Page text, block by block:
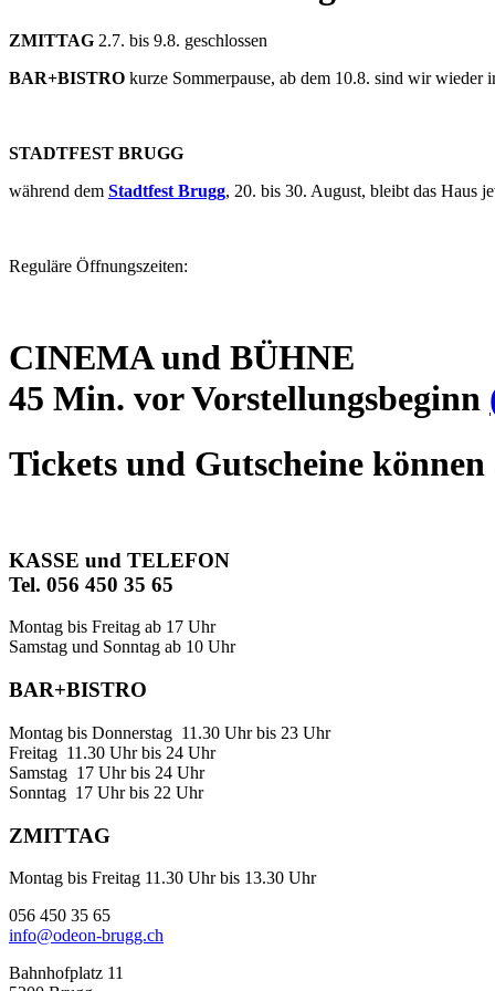
ZMITTAG 2.7. bis 9.8. geschlossen
BAR+BISTRO kurze Sommerpause, ab dem 10.8. sind wir wieder
STADTFEST BRUGG
während dem Stadtfest Brugg, 20. bis 30. August, bleibt das Haus
Reguläre Öffnungszeiten:
CINEMA und BÜHNE
45 Min. vor Vorstellungsbeginn
Tickets und Gutscheine
KASSE und TELEFON
Tel. 056 450 35 65
Montag bis Freitag ab 17 Uhr
Samstag und Sonntag ab 10 Uhr
BAR+BISTRO
Montag bis Donnerstag 11.30 Uhr bis 23 Uhr
Freitag 11.30 Uhr bis 24 Uhr
Samstag 17 Uhr bis 24 Uhr
Sonntag 17 Uhr bis 22 Uhr
ZMITTAG
Montag bis Freitag 11.30 Uhr bis 13.30 Uhr
056 450 35 65
info@odeon-brugg.ch
Bahnhofplatz 11